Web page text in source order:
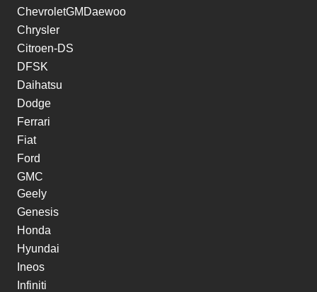
ChevroletGMDaewoo
Chrysler
Citroen-DS
DFSK
Daihatsu
Dodge
Ferrari
Fiat
Ford
GMC
Geely
Genesis
Honda
Hyundai
Ineos
Infiniti